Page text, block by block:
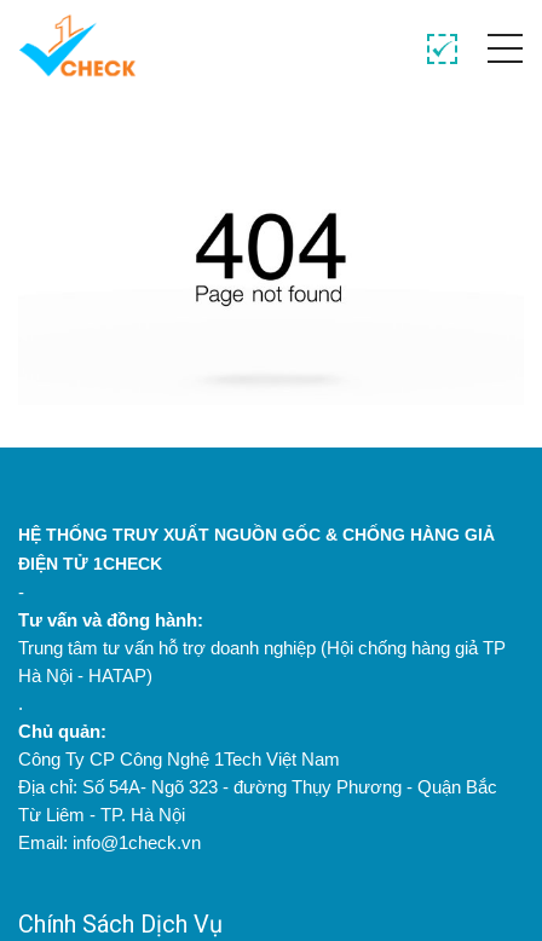
HỆ THỐNG TRUY XUẤT NGUỒN GỐC & CHỐNG HÀNG GIẢ
ĐIỆN TỬ 1CHECK
-
Tư vấn và đồng hành:
Trung tâm tư vấn hỗ trợ doanh nghiệp (Hội chống hàng giả TP
Hà Nội - HATAP)
.
Chủ quản:
Công Ty CP Công Nghệ 1Tech Việt Nam
Địa chỉ: Số 54A- Ngõ 323 - đường Thụy Phương - Quận Bắc
Từ Liêm - TP. Hà Nội
Email: info@1check.vn
Chính Sách Dịch Vụ